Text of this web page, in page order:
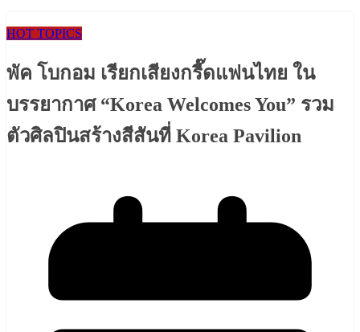
HOT TOPICS
พัค โบกอม เรียกเสียงกรี๊ดแฟนไทย ใน
บรรยากาศ “Korea Welcomes You” รวม
ตัวศิลปินสร้างสีสันที่ Korea Pavilion